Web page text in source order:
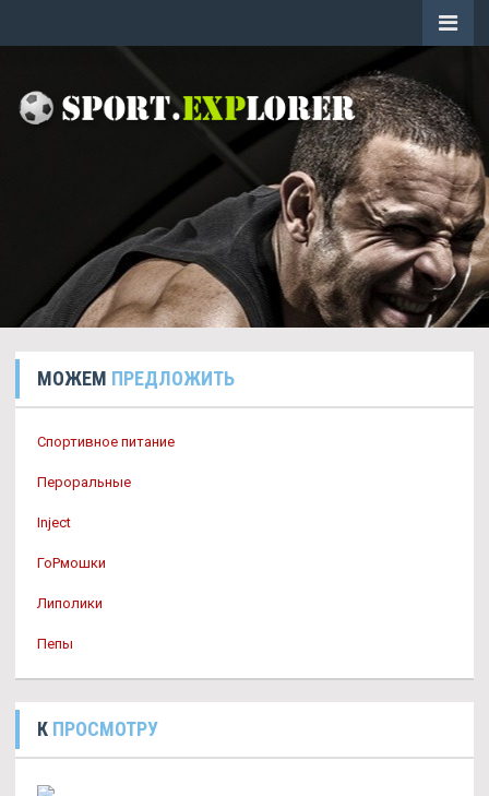
МОЖЕМ ПРЕДЛОЖИТЬ
Спортивное питание
Пероральные
Inject
ГоРмошки
Липолики
Пепы
К ПРОСМОТРУ